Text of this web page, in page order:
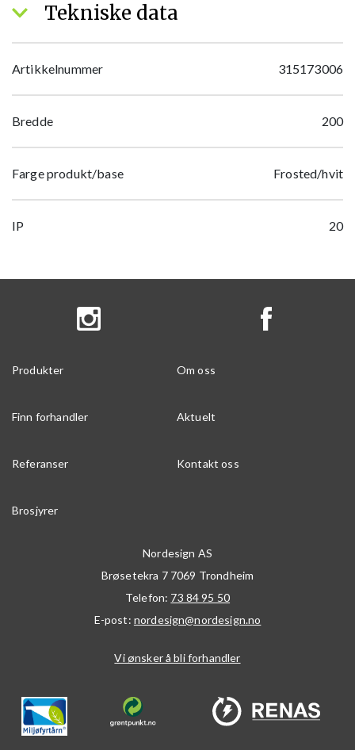
Tekniske data
Artikkelnummer 315173006
Bredde 200
Farge produkt/base Frosted/hvit
IP 20
Produkter Om oss
Finn forhandler Aktuelt
Referanser Kontakt oss
Brosjyrer
Nordesign AS
Brøsetekra 7 7069 Trondheim
Telefon: 73 84 95 50
E-post: nordesign@nordesign.no
Vi ønsker å bli forhandler